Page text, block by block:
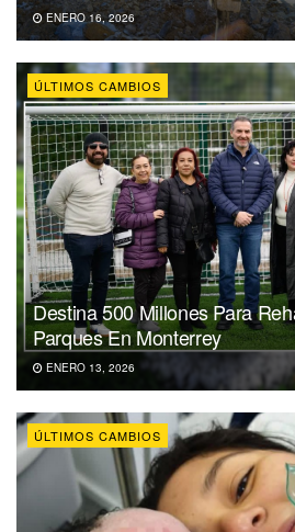
ENERO 16, 2026
ÚLTIMOS CAMBIOS
Destina 500 Millones Para
Parques En Monterrey
ENERO 13, 2026
ÚLTIMOS CAMBIOS